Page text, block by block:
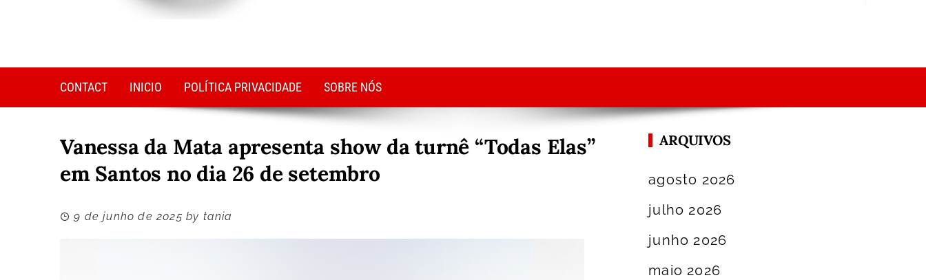
CONTACT INICIO POLÍTICA PRIVACIDADE SOBRE NÓS
Vanessa da Mata apresenta show da turnê “Todas Elas”
em Santos no dia 26 de setembro
9 de junho de 2025 by tania
ARQUIVOS
agosto 2026
julho 2026
junho 2026
maio 2026